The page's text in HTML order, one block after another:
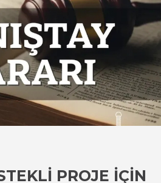
PROJE İÇIN